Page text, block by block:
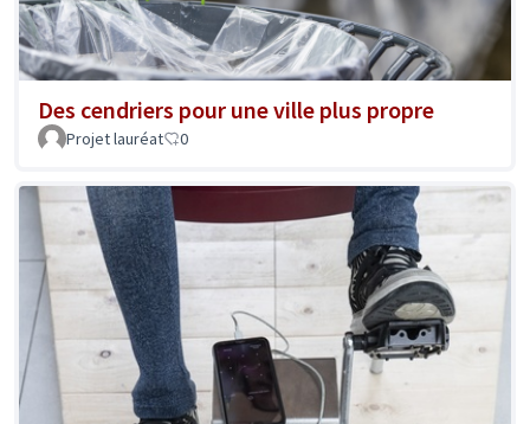
Des cendriers pour une ville plus propre
Projet lauréat 0